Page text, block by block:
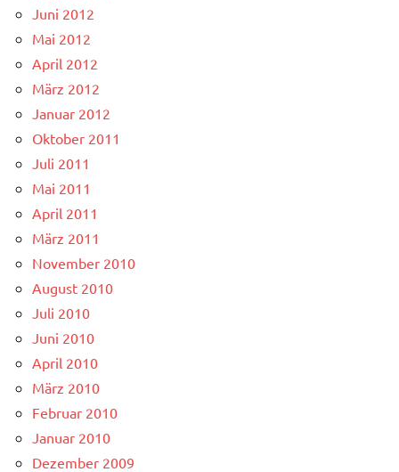
Juni 2012
Mai 2012
April 2012
März 2012
Januar 2012
Oktober 2011
Juli 2011
Mai 2011
April 2011
März 2011
November 2010
August 2010
Juli 2010
Juni 2010
April 2010
März 2010
Februar 2010
Januar 2010
Dezember 2009